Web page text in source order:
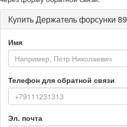
Купить Держатель форсунки
Имя
Телефон для обратной связи
Эл. почта